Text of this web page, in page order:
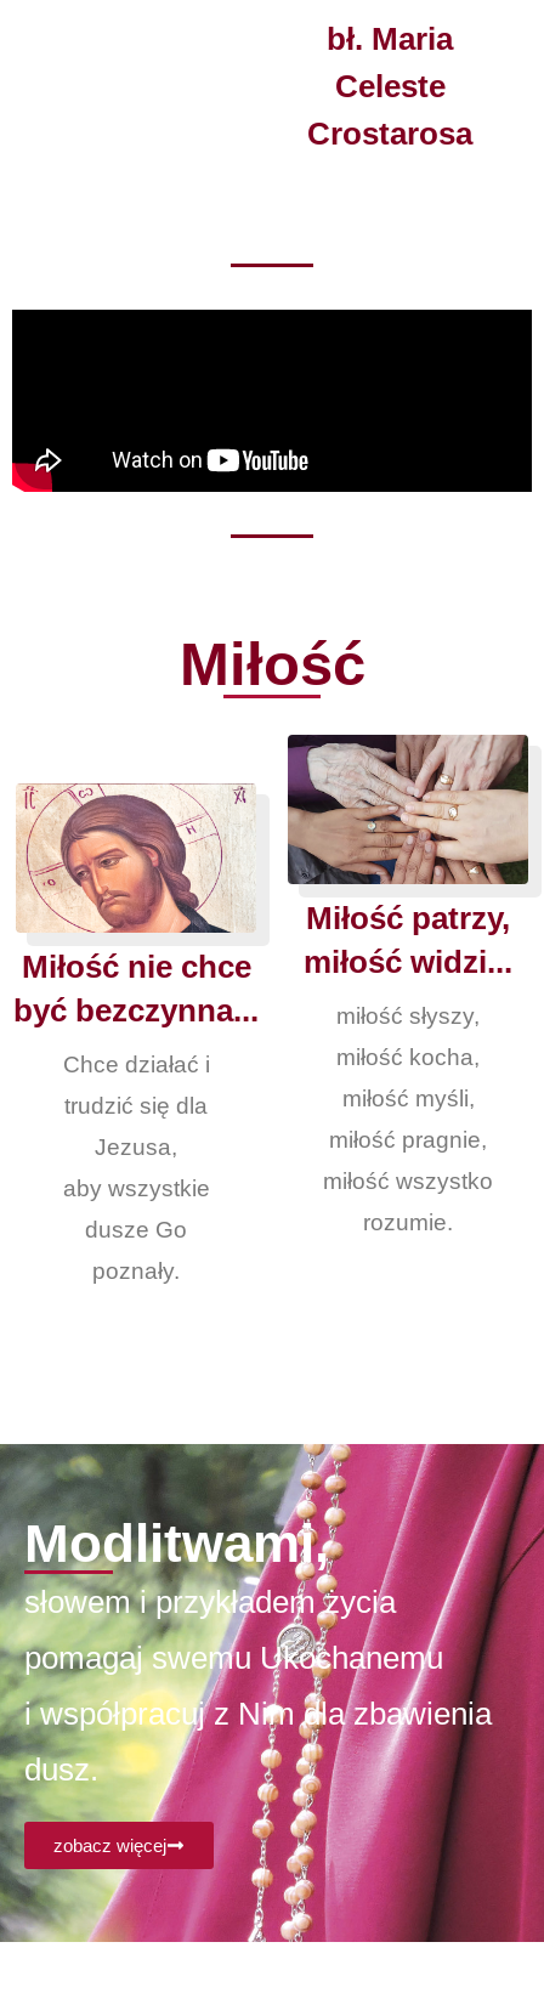
bł. Maria
Celeste
Crostarosa
Miłość
Miłość nie chce
być bezczynna...
Chce działać i
trudzić się dla
Jezusa,
aby wszystkie
dusze Go
poznały.
Miłość patrzy,
miłość widzi...
miłość słyszy,
miłość kocha,
miłość myśli,
miłość pragnie,
miłość wszystko
rozumie.
Modlitwami,
słowem i przykładem życia
pomagaj swemu Ukochanemu
i współpracuj z Nim dla zbawienia
dusz.
zobacz więcej